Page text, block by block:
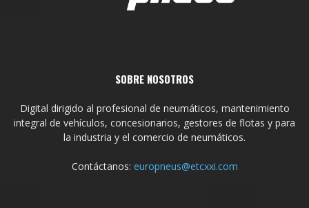
SOBRE NOSOTROS
Digital dirigido al profesional de neumáticos, mantenimiento
integral de vehículos, concesionarios, gestores de flotas y para
la industria y el comercio de neumáticos.
Contáctanos: europneus@etcxxi.com